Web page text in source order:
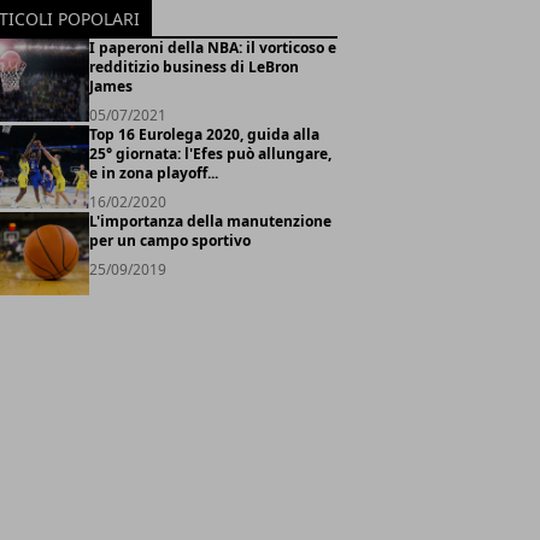
POPOLARI
I paperoni della NBA: il vorticoso e
redditizio business di LeBron
James
05/07/2021
Top 16 Eurolega 2020, guida alla
25° giornata: l'Efes può allungare,
e in zona playoff...
16/02/2020
L'importanza della manutenzione
per un campo sportivo
25/09/2019